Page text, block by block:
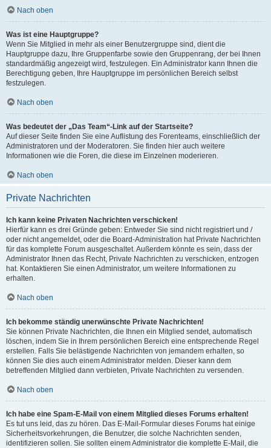
Nach oben
Was ist eine Hauptgruppe?
Wenn Sie Mitglied in mehr als einer Benutzergruppe sind, dient die
Hauptgruppe dazu, Ihre Gruppenfarbe sowie den Gruppenrang, der bei Ihnen
standardmäßig angezeigt wird, festzulegen. Ein Administrator kann Ihnen die
Berechtigung geben, Ihre Hauptgruppe im persönlichen Bereich selbst
festzulegen.
Nach oben
Was bedeutet der „Das Team“-Link auf der Startseite?
Auf dieser Seite finden Sie eine Auflistung des Forenteams, einschließlich der
Administratoren und der Moderatoren. Sie finden hier auch weitere
Informationen wie die Foren, die diese im Einzelnen moderieren.
Nach oben
Private Nachrichten
Ich kann keine Privaten Nachrichten verschicken!
Hierfür kann es drei Gründe geben: Entweder Sie sind nicht registriert und /
oder nicht angemeldet, oder die Board-Administration hat Private Nachrichten
für das komplette Forum ausgeschaltet. Außerdem könnte es sein, dass der
Administrator Ihnen das Recht, Private Nachrichten zu verschicken, entzogen
hat. Kontaktieren Sie einen Administrator, um weitere Informationen zu
erhalten.
Nach oben
Ich bekomme ständig unerwünschte Private Nachrichten!
Sie können Private Nachrichten, die Ihnen ein Mitglied sendet, automatisch
löschen, indem Sie in Ihrem persönlichen Bereich eine entsprechende Regel
erstellen. Falls Sie belästigende Nachrichten von jemandem erhalten, so
können Sie dies auch einem Administrator melden. Dieser kann dem
betreffenden Mitglied dann verbieten, Private Nachrichten zu versenden.
Nach oben
Ich habe eine Spam-E-Mail von einem Mitglied dieses Forums erhalten!
Es tut uns leid, das zu hören. Das E-Mail-Formular dieses Forums hat einige
Sicherheitsvorkehrungen, die Benutzer, die solche Nachrichten senden,
identifizieren sollen. Sie sollten einem Administrator die komplette E-Mail, die